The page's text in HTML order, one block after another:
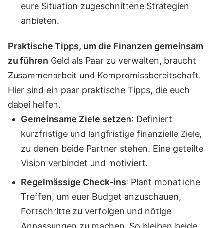
eure Situation zugeschnittene Strategien
anbieten.
Praktische Tipps, um die Finanzen gemeinsam
zu führen Geld als Paar zu verwalten, braucht
Zusammenarbeit und Kompromissbereitschaft.
Hier sind ein paar praktische Tipps, die euch
dabei helfen.
Gemeinsame Ziele setzen: Definiert
kurzfristige und langfristige finanzielle Ziele,
zu denen beide Partner stehen. Eine geteilte
Vision verbindet und motiviert.
Regelmässige Check-ins: Plant monatliche
Treffen, um euer Budget anzuschauen,
Fortschritte zu verfolgen und nötige
Anpassungen zu machen. So bleiben beide